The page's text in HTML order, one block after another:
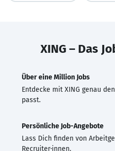
XING – Das
Über eine Million Jobs
Entdecke mit XING genau
passt.
Persönliche Job-Angebote
Lass Dich finden von
Recruiter·innen.